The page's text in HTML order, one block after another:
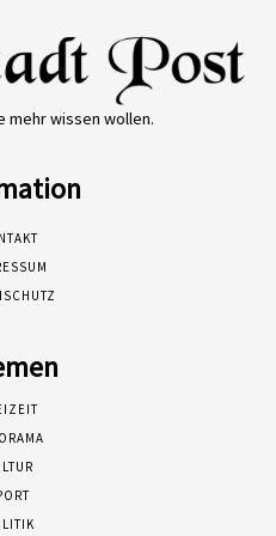
mehr wissen wollen.